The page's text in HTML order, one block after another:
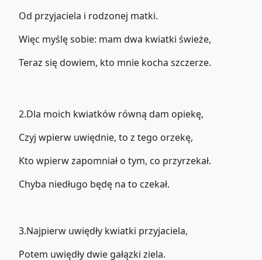
Od przyjaciela i rodzonej matki.
Więc myślę sobie: mam dwa kwiatki świeże,
Teraz się dowiem, kto mnie kocha szczerze.
2.Dla moich kwiatków równą dam opiekę,
Czyj wpierw uwiędnie, to z tego orzekę,
Kto wpierw zapomniał o tym, co przyrzekał.
Chyba niedługo będę na to czekał.
3.Najpierw uwiędły kwiatki przyjaciela,
Potem uwiędły dwie gałązki ziela.